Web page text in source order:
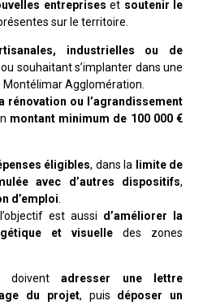
entreprises et soutenir le
sur le territoire.
industrielles ou de
souhaitant s’implanter dans une
Montélimar Agglomération.
rénovation ou l’agrandissement
montant minimum de 100 000 €
éligibles, dans la
limite de
avec d’autres dispositifs,
d’emploi
est aussi d’améliorer la
et visuelle des zones
doivent adresser une lettre
du projet, puis déposer un